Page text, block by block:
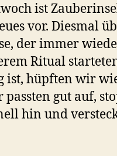
ist
vor. Diesmal
der immer
Ritual
ist, hüpften wir
passten gut auf,
hin und